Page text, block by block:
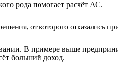
рода помогает расчёт АС.
от которого отказались
В примере выше
больший доход.